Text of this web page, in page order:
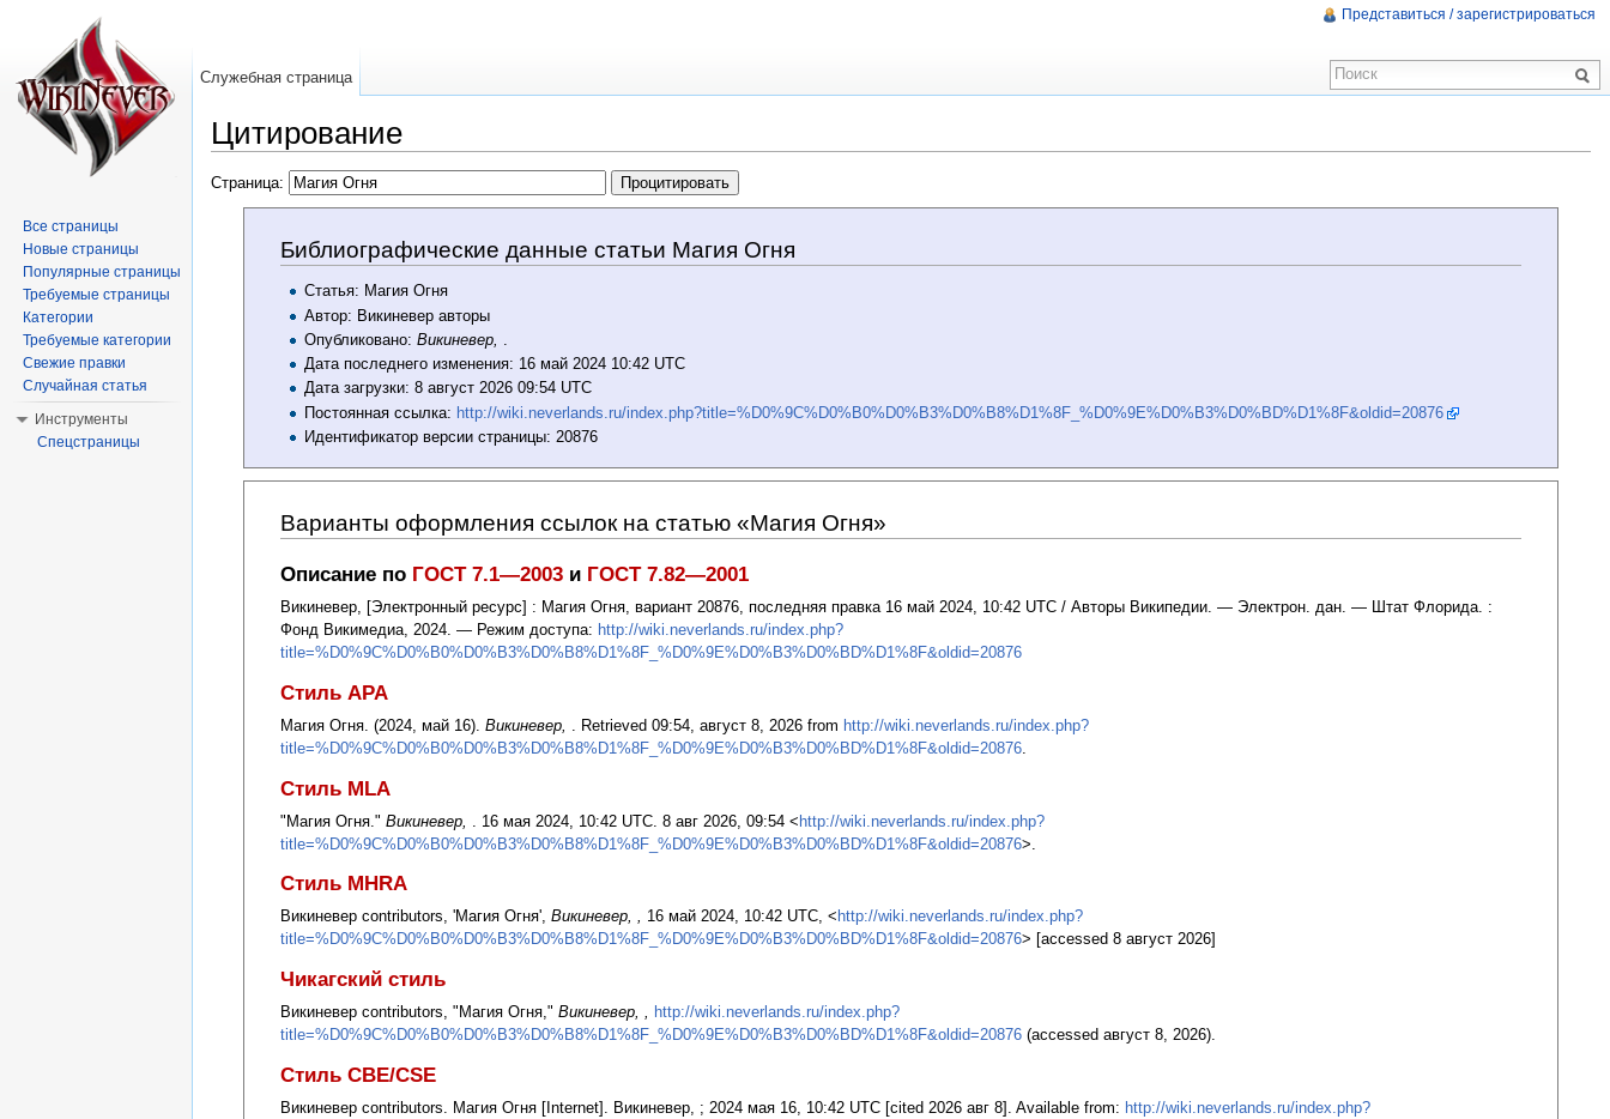
Цитирование
Страница:
Библиографические данные статьи Магия Огня
Статья: Магия Огня
Автор: Викиневер авторы
Опубликовано:Викиневер,
Дата последнего изменения: 16 май 2024 10:42 UTC
Дата загрузки: 8 август 2026 09:54 UTC
Постоянная ссылка: http://wiki.neverlands.ru/index.php?title=%D0%9C%D0%B0%D0%B3%D0%B8%D1%8F_%D0%9E%D0%B3%D0%BD%D1%8F&oldid=20876
Идентификатор версии страницы: 20876
Варианты оформления ссылок на статью «Магия Огня»
Описание по ГОСТ 7.1—2003и ГОСТ 7.82—2001
Викиневер, [Электронный ресурс] : Магия Огня, вариант 20876, последняя правка 16 май 2024, 10:42 UTC / Авторы Википедии. — Электрон. дан. — Штат Флорида. :
Фонд Викимедиа, 2024. — Режим доступа: http://wiki.neverlands.ru/index.php?
title=%D0%9C%D0%B0%D0%B3%D0%B8%D1%8F_%D0%9E%D0%B3%D0%BD%D1%8F&oldid=20876
Стиль APA
Магия Огня. (2024, май 16). Викиневер, . Retrieved 09:54, август 8, 2026 from http://wiki.neverlands.ru/index.php?
title=%D0%9C%D0%B0%D0%B3%D0%B8%D1%8F_%D0%9E%D0%B3%D0%BD%D1%8F&oldid=20876.
Стиль MLA
"Магия Огня." Викиневер, . 16 мая 2024, 10:42 UTC. 8 авг 2026, 09:54 <http://wiki.neverlands.ru/index.php?
title=%D0%9C%D0%B0%D0%B3%D0%B8%D1%8F_%D0%9E%D0%B3%D0%BD%D1%8F&oldid=20876>.
Стиль MHRA
Викиневер contributors, 'Магия Огня', Викиневер, , 16 май 2024, 10:42 UTC, < http://wiki.neverlands.ru/index.php?
title=%D0%9C%D0%B0%D0%B3%D0%B8%D1%8F_%D0%9E%D0%B3%D0%BD%D1%8F&oldid=20876> [accessed 8 август 2026]
Чикагский стиль
Викиневер contributors, "Магия Огня," Викиневер, , http://wiki.neverlands.ru/index.php?
title=%D0%9C%D0%B0%D0%B3%D0%B8%D1%8F_%D0%9E%D0%B3%D0%BD%D1%8F&oldid=20876(accessed август 8, 2026).
Стиль CBE/CSE
Викиневер contributors. Магия Огня [Internet]. Викиневер, ; 2024 мая 16, 10:42 UTC [cited 2026 авг 8]. Available from: http://wiki.neverlands.ru/index.php?
Представиться / зарегистрироваться
Служебная страница
Все страницы
Новые страницы
Популярные страницы
Требуемые страницы
Категории
Требуемые категории
Свежие правки
Случайная статья
Инструменты
Спецстраницы